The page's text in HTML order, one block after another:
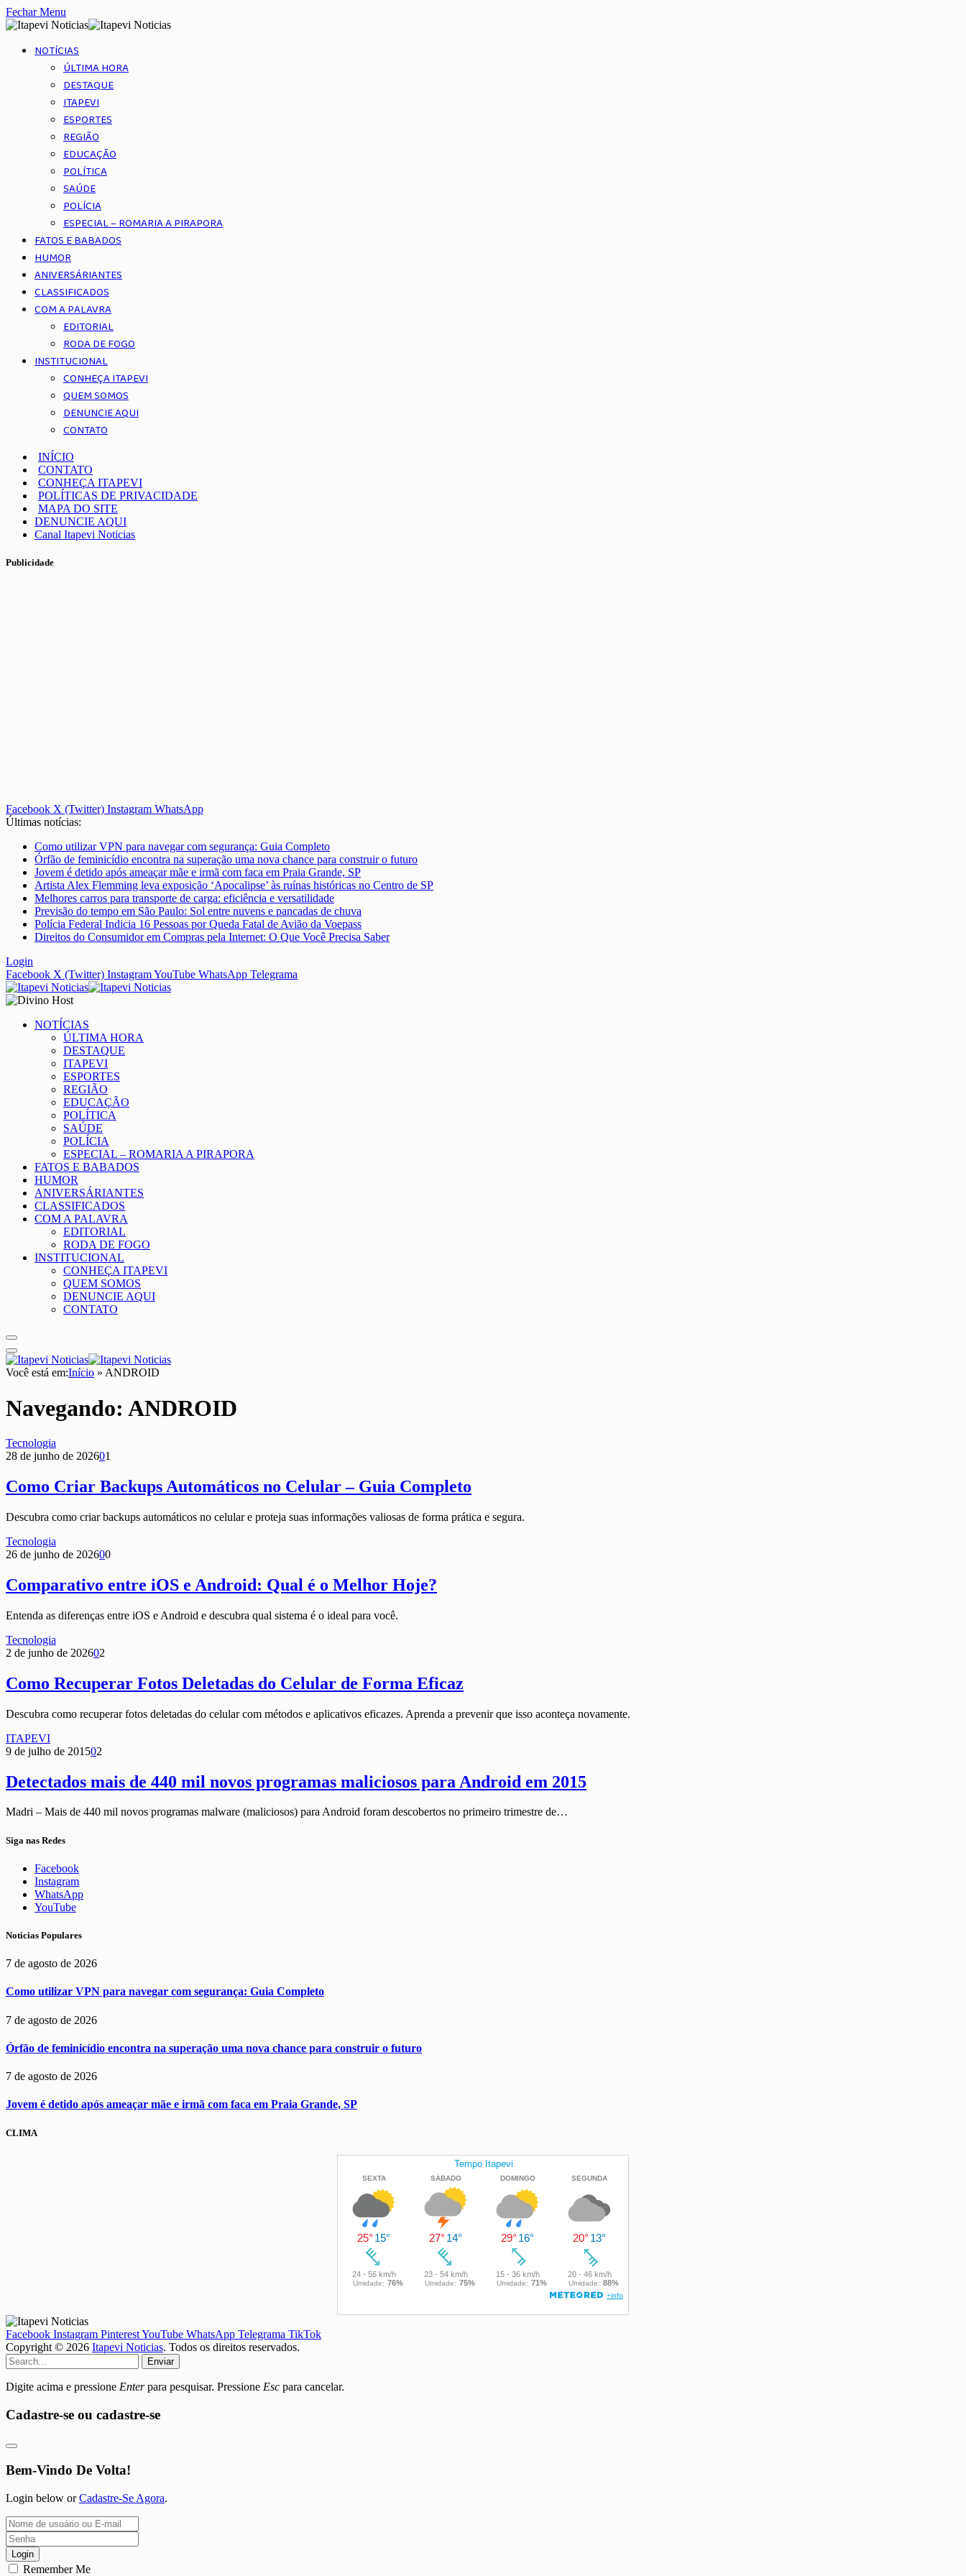
Fechar Menu
NOTÍCIAS
ÚLTIMA HORA
DESTAQUE
ITAPEVI
ESPORTES
REGIÃO
EDUCAÇÃO
POLÍTICA
SAÚDE
POLÍCIA
ESPECIAL – ROMARIA A PIRAPORA
FATOS E BABADOS
HUMOR
ANIVERSÁRIANTES
CLASSIFICADOS
COM A PALAVRA
EDITORIAL
RODA DE FOGO
INSTITUCIONAL
CONHEÇA ITAPEVI
QUEM SOMOS
DENUNCIE AQUI
CONTATO
INÍCIO
CONTATO
CONHEÇA ITAPEVI
POLÍTICAS DE PRIVACIDADE
MAPA DO SITE
DENUNCIE AQUI
Canal Itapevi Noticias
Publicidade
Facebook X (Twitter) Instagram WhatsApp
Últimas notícias:
Como utilizar VPN para navegar com segurança: Guia Completo
Órfão de feminicídio encontra na superação uma nova chance para construir o futuro
Jovem é detido após ameaçar mãe e irmã com faca em Praia Grande, SP
Artista Alex Flemming leva exposição ‘Apocalipse’ às ruínas históricas no Centro de SP
Melhores carros para transporte de carga: eficiência e versatilidade
Previsão do tempo em São Paulo: Sol entre nuvens e pancadas de chuva
Polícia Federal Indicia 16 Pessoas por Queda Fatal de Avião da Voepass
Direitos do Consumidor em Compras pela Internet: O Que Você Precisa Saber
Login
Facebook X (Twitter) InstagramYouTube WhatsApp Telegrama
NOTÍCIAS
ÚLTIMA HORA
DESTAQUE
ITAPEVI
ESPORTES
REGIÃO
EDUCAÇÃO
POLÍTICA
SAÚDE
POLÍCIA
ESPECIAL – ROMARIA A PIRAPORA
FATOS E BABADOS
HUMOR
ANIVERSÁRIANTES
CLASSIFICADOS
COM A PALAVRA
EDITORIAL
RODA DE FOGO
INSTITUCIONAL
CONHEÇA ITAPEVI
QUEM SOMOS
DENUNCIE AQUI
CONTATO
Você está em:Início » ANDROID
Navegando: ANDROID
Tecnologia
28 de junho de 202601
Como Criar Backups Automáticos no Celular – Guia Completo
Descubra como criar backups automáticos no celular e proteja suas informações valiosas de forma prática e segura.
Tecnologia
26 de junho de 202600
Comparativo entre iOS e Android: Qual é o Melhor Hoje?
Entenda as diferenças entre iOS e Android e descubra qual sistema é o ideal para você.
Tecnologia
2 de junho de 202602
Como Recuperar Fotos Deletadas do Celular de Forma Eficaz
Descubra como recuperar fotos deletadas do celular com métodos e aplicativos eficazes. Aprenda a prevenir que isso aconteça novamente.
ITAPEVI
9 de julho de 201502
Detectados mais de 440 mil novos programas maliciosos para Android em 2015
Madri – Mais de 440 mil novos programas malware (maliciosos) para Android foram descobertos no primeiro trimestre de…
Siga nas Redes
Facebook
Instagram
WhatsApp
YouTube
Noticias Populares
7 de agosto de 2026
Como utilizar VPN para navegar com segurança: Guia Completo
7 de agosto de 2026
Órfão de feminicídio encontra na superação uma nova chance para construir o futuro
7 de agosto de 2026
Jovem é detido após ameaçar mãe e irmã com faca em Praia Grande, SP
CLIMA
Facebook Instagram PinterestYouTube WhatsApp Telegrama TikTok
Copyright © 2026 Itapevi Noticias. Todos os direitos reservados.
Enviar
Digite acima e pressione Enterpara pesquisar. Pressione Esc para cancelar.
Cadastre-se ou cadastre-se
Bem-Vindo De Volta!
Login below orCadastre-Se Agora.
Login
Remember Me